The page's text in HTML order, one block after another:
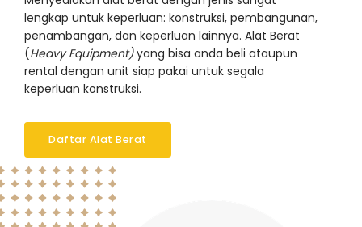
lengkap untuk keperluan: konstruksi, pembangunan,
penambangan, dan keperluan lainnya. Alat Berat
(Heavy Equipment)yang bisa anda beli ataupun
rental dengan unit siap pakai untuk segala
keperluan konstruksi.
Daftar Alat Berat